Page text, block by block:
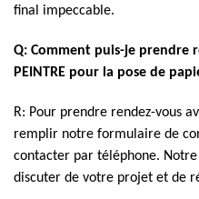
final impeccable.
Q: Comment puis-je prendre
PEINTRE pour la pose de
R: Pour prendre rendez-vous
remplir notre formulaire de
contacter par téléphone.
discuter de votre projet et de